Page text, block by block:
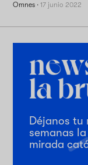
Omnes ·17 junio 2022
Déjanos tu
semanas
mirada